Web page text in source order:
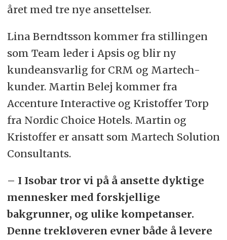
året med tre nye ansettelser.
Lina Berndtsson kommer fra stillingen
som Team leder i Apsis og blir ny
kundeansvarlig for CRM og Martech-
kunder. Martin Belej kommer fra
Accenture Interactive og Kristoffer Torp
fra Nordic Choice Hotels. Martin og
Kristoffer er ansatt som Martech Solution
Consultants.
– I Isobar tror vi på å ansette dyktige
mennesker med forskjellige
bakgrunner, og ulike kompetanser.
Denne trekløveren evner både å levere